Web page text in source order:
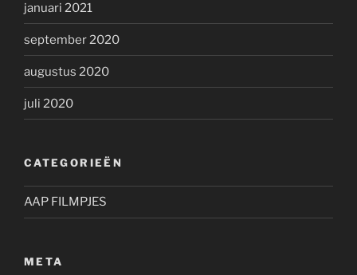
januari 2021
september 2020
augustus 2020
juli 2020
CATEGORIEËN
AAP FILMPJES
META